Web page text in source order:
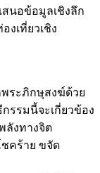
สนอข้อมูลเชิงลึก
เที่ยวเชิง
พระภิกษุสงฆ์ด้วย
รรมนี้จะเกี่ยวข้อง
ลังทางจิต
คร้าย ขจัด